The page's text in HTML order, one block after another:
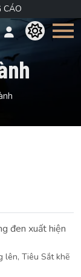
CÁO
đen xuất hiện
lên, Tiêu Sắt khẽ